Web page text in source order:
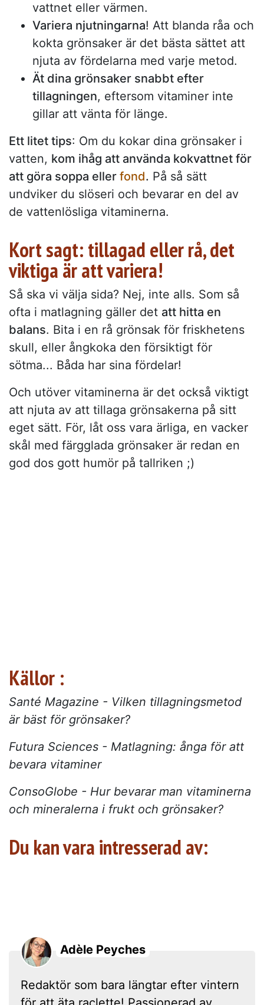
vattnet eller värmen.
Variera njutningarna! Att blanda råa och
kokta grönsaker är det bästa sättet att
njuta av fördelarna med varje metod.
Ät dina grönsaker snabbt efter
tillagningen, eftersom vitaminer inte
gillar att vänta för länge.
Ett litet tips: Om du kokar dina grönsaker i
vatten, kom ihåg att använda kokvattnet för
att göra soppa eller fond. På så sätt
undviker du slöseri och bevarar en del av
de vattenlösliga vitaminerna.
Kort sagt: tillagad eller rå, det
viktiga är att variera!
Så ska vi välja sida? Nej, inte alls. Som så
ofta i matlagning gäller det att hitta en
balans. Bita i en rå grönsak för friskhetens
skull, eller ångkoka den försiktigt för
sötma... Båda har sina fördelar!
Och utöver vitaminerna är det också viktigt
att njuta av att tillaga grönsakerna på sitt
eget sätt. För, låt oss vara ärliga, en vacker
skål med färgglada grönsaker är redan en
god dos gott humör på tallriken ;)
Källor :
Santé Magazine - Vilken tillagningsmetod
är bäst för grönsaker?
Futura Sciences - Matlagning: ånga för att
bevara vitaminer
ConsoGlobe - Hur bevarar man vitaminerna
och mineralerna i frukt och grönsaker?
Du kan vara intresserad av:
Adèle Peyches
Redaktör som bara längtar efter vintern